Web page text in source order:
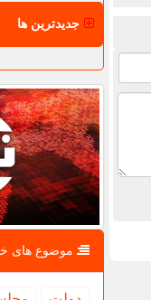
جدیدترین ها
موضوع های